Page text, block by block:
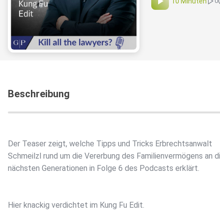
Beschreibung
Der Teaser zeigt, welche Tipps und Tricks Erbrechtsanwalt
Schmeilzl rund um die Vererbung des Familienvermögens an
nächsten Generationen in Folge 6 des Podcasts erklärt.
Hier knackig verdichtet im Kung Fu Edit.